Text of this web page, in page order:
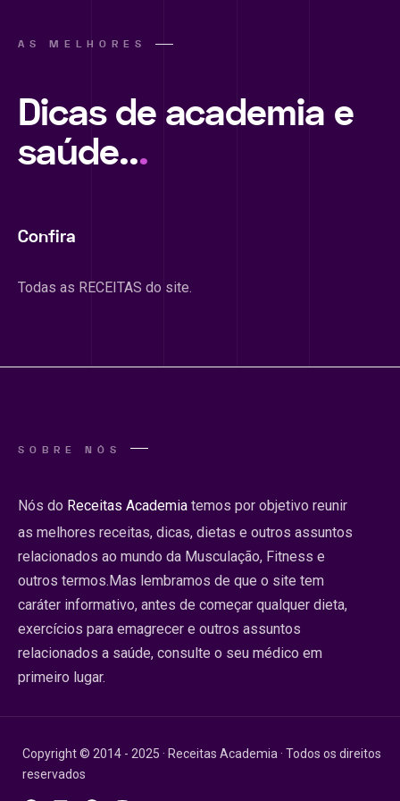
AS MELHORES
Dicas de academia e
saúde...
Confira
Todas as RECEITAS do site.
SOBRE NÓS
Nós do Receitas Academia temos por objetivo reunir
as melhores receitas, dicas, dietas e outros assuntos
relacionados ao mundo da Musculação, Fitness e
outros termos.Mas lembramos de que o site tem
caráter informativo, antes de começar qualquer dieta,
exercícios para emagrecer e outros assuntos
relacionados a saúde, consulte o seu médico em
primeiro lugar.
Copyright © 2014 - 2025 · Receitas Academia · Todos os direitos
reservados